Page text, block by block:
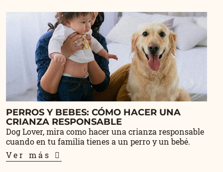
PERROS Y BEBES: CÓMO HACER UNA
CRIANZA RESPONSABLE
Dog Lover, mira como hacer una crianza responsable
cuando en tu familia tienes a un perro y un bebé.
Ver más